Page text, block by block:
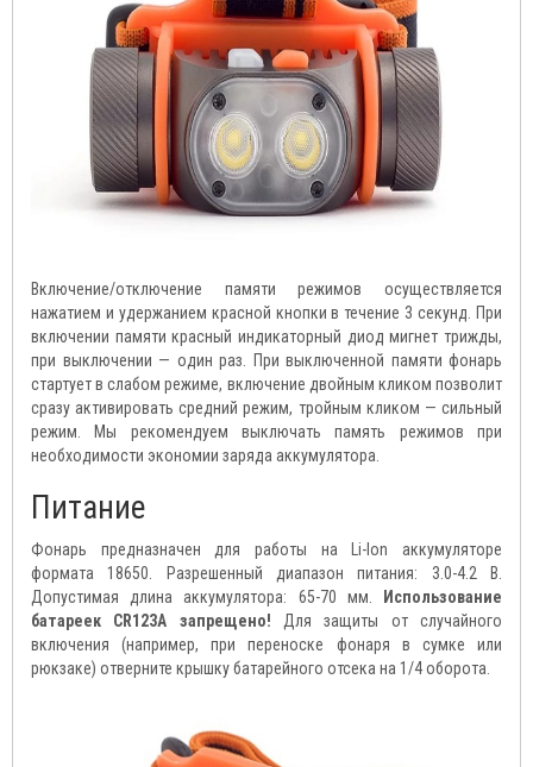
Включение/отключение памяти режимов осуществляется
нажатием и удержанием красной кнопки в течение 3 секунд. При
включении памяти красный индикаторный диод мигнет трижды,
при выключении — один раз. При выключенной памяти фонарь
стартует в слабом режиме, включение двойным кликом позволит
сразу активировать средний режим, тройным кликом — сильный
режим. Мы рекомендуем выключать память режимов при
необходимости экономии заряда аккумулятора.
Питание
Фонарь предназначен для работы на Li-Ion аккумуляторе
формата 18650. Разрешенный диапазон питания: 3.0-4.2 B.
Допустимая длина аккумулятора: 65-70 мм.
Использование
батареек CR123A запрещено! Для защиты от случайного
включения (например, при переноске фонаря в сумке или
рюкзаке) отверните крышку батарейного отсека на 1/4 оборота.